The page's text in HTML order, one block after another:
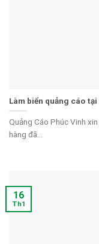
Làm biển quảng cáo tại
Quảng Cáo Phúc Vinh
hàng đã...
16
Th1